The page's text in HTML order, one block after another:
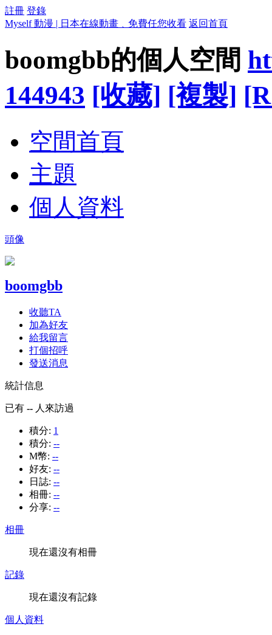
註冊 登錄
Myself 動漫 | 日本在線動畫﹑免費任您收看 返回首頁
boomgbb的個人空間
144943 [收藏] [複製]
空間首頁
主題
個人資料
頭像
boomgbb
收聽TA
加為好友
給我留言
打個招呼
發送消息
統計信息
已有 -- 人來訪過
積分: 1
積分: --
M幣: --
好友: --
日誌: --
相冊: --
分享: --
相冊
現在還沒有相冊
記錄
現在還沒有記錄
個人資料